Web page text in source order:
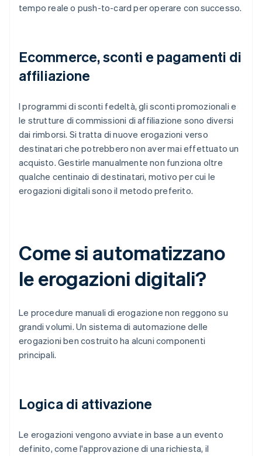
tempo reale o push-to-card per operare con successo.
Ecommerce, sconti e pagamenti di
affiliazione
I programmi di sconti fedeltà, gli sconti promozionali e
le strutture di commissioni di affiliazione sono diversi
dai rimborsi. Si tratta di nuove erogazioni verso
destinatari che potrebbero non aver mai effettuato un
acquisto. Gestirle manualmente non funziona oltre
qualche centinaio di destinatari, motivo per cui le
erogazioni digitali sono il metodo preferito.
Come si automatizzano
le erogazioni digitali?
Le procedure manuali di erogazione non reggono su
grandi volumi. Un sistema di automazione delle
erogazioni ben costruito ha alcuni componenti
principali.
Logica di attivazione
Le erogazioni vengono avviate in base a un evento
definito, come l'approvazione di una richiesta, il